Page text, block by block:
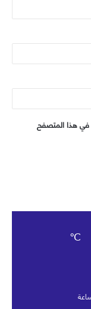
في هذا المتصفح
℃